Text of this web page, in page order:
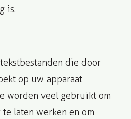
is.
die door
op uw apparaat
worden veel gebruikt om
laten werken en om